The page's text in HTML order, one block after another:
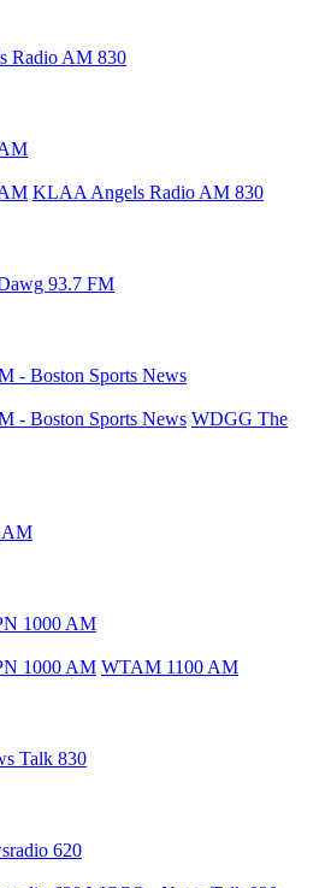
Radio AM 830
KLAA Angels Radio AM 830
93.7 FM
- Boston Sports News
- Boston Sports News WDGG The
AM
1000 AM
1000 AM WTAM 1100 AM
Talk 830
620